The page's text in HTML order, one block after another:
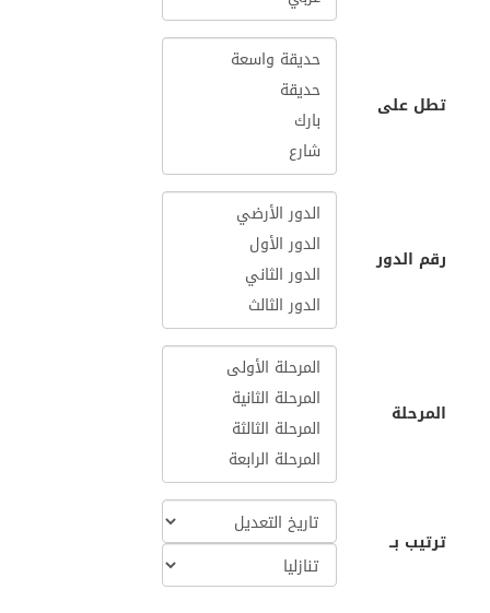
تطل على
رقم الدور
المرحلة
ترتيب بــ